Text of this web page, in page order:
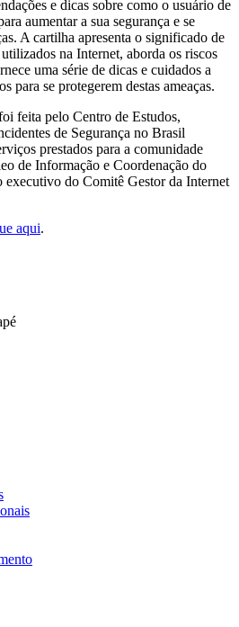
e dicas sobre como o usuário de
aumentar a sua segurança e se
A cartilha apresenta o significado de
na Internet, aborda os riscos
uma série de dicas e cuidados a
para se protegerem destas ameaças.
feita pelo Centro de Estudos,
de Segurança no Brasil
prestados para a comunidade
de Informação e Coordenação do
do Comitê Gestor da Internet
aqui.